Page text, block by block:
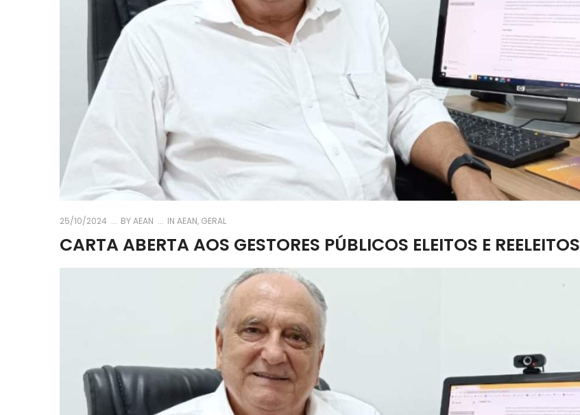
25/10/2024 BYAEAN IN AEAN, GERAL
CARTA ABERTA AOS GESTORES PÚBLICOS ELEITOS E REELEITOS